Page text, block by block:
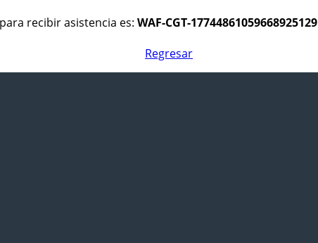
recibir asistencia es: WAF-CGT-17744861059668925129
Regresar